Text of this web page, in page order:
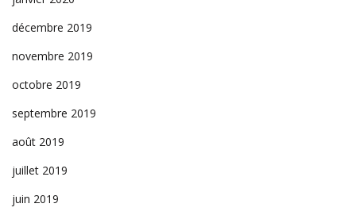
décembre 2019
novembre 2019
octobre 2019
septembre 2019
août 2019
juillet 2019
juin 2019